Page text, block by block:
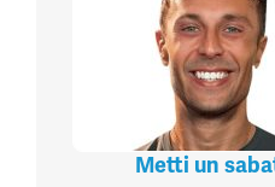
Metti un